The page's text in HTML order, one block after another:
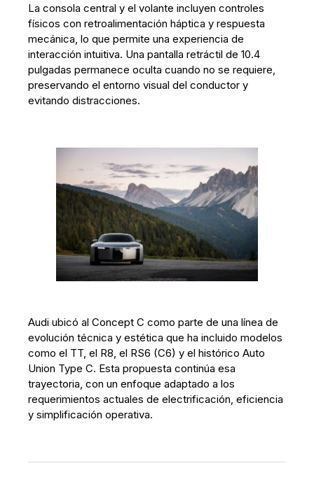
La consola central y el volante incluyen controles
físicos con retroalimentación háptica y respuesta
mecánica, lo que permite una experiencia de
interacción intuitiva. Una pantalla retráctil de 10.4
pulgadas permanece oculta cuando no se requiere,
preservando el entorno visual del conductor y
evitando distracciones.
Audi ubicó al Concept C como parte de una línea de
evolución técnica y estética que ha incluido modelos
como el TT, el R8, el RS6 (C6) y el histórico Auto
Union Type C. Esta propuesta continúa esa
trayectoria, con un enfoque adaptado a los
requerimientos actuales de electrificación, eficiencia
y simplificación operativa.